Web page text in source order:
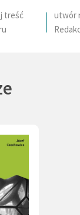
Woda (1)
treść
utwór